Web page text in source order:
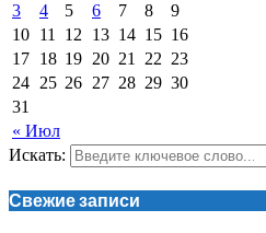
« Июл
3
4 5 6 7 8
9
10 11 12 13 14 15 16
17 18 19 20 21 22 23
24 25 26 27 28 29 30
31
Искать:
Свежие записи